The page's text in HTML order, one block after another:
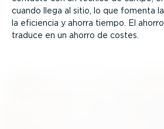
cuando llega al sitio, lo que fomenta
la eficiencia y ahorra tiempo. El
traduce en un ahorro de costes.